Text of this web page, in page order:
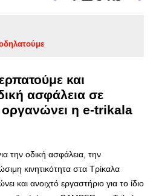
και
ασφάλεια σε
η e-trikala
την οδική ασφάλεια, την
κινητικότητα στα Τρίκαλα
και ανοιχτό εργαστήριο για το ίδιο